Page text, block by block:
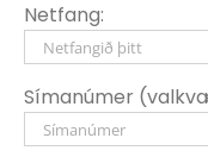
SÖLUDEILD –
Stekkjarbakka 4,
517 ​9999
Netfang:
Símanúmer